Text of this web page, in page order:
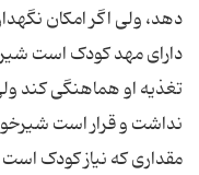
دهد، ولی اگر امکان
دارای مهد کودک است
تغذیه او هماهنگی کند
نداشت و قرار است
مقداری که نیاز کودک